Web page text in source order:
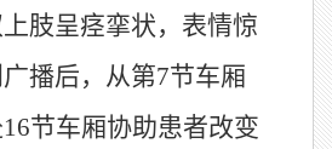
肢呈痉挛状，表情惊
播后， 从第7节车厢
节车厢协助患者改变